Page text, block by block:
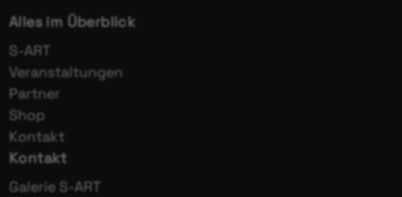
Alles im Überblick
S-ART
Veranstaltungen
Partner
Shop
Kontakt
Kontakt
Galerie S-ART